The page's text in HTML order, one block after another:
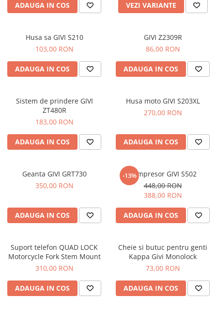
ADAUGA IN COS VEZI VARIANTE
Husa sa GIVI S210
103,00 RON
ADAUGA IN COS
GIVI Z2309R
86,00 RON
ADAUGA IN COS
Sistem de prindere GIVI
ZT480R
183,00 RON
ADAUGA IN COS
Husa moto GIVI S203XL
270,00 RON
ADAUGA IN COS
Geanta GIVI GRT730
350,00 RON
ADAUGA IN COS
-13%Compresor GIVI S502
448,00 RON
388,00 RON
ADAUGA IN COS
Suport telefon QUAD LOCK
Motorcycle Fork Stem Mount
310,00 RON
ADAUGA IN COS
Cheie si butuc pentru genti
Kappa Givi Monolock
73,00 RON
ADAUGA IN COS